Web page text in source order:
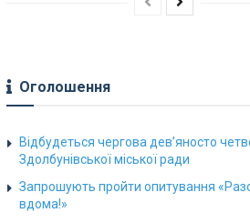
Оголошення
Відбудеться чергова дев’яносто
Здолбунівської міської ради
Запрошують пройти опитування
вдома!»